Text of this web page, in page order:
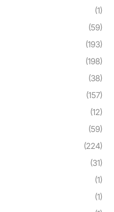
(1)
(59)
(193)
(198)
(38)
(157)
(12)
(59)
(224)
(31)
(1)
(1)